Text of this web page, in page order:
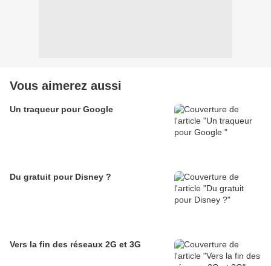
Vous aimerez aussi
Un traqueur pour Google
Du gratuit pour Disney ?
Vers la fin des réseaux 2G et 3G